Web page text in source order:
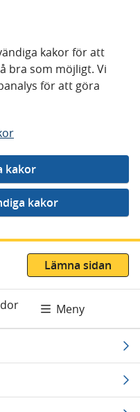
kakor för att
bra som möjligt. Vi
för att göra
Lämna sidan
Meny